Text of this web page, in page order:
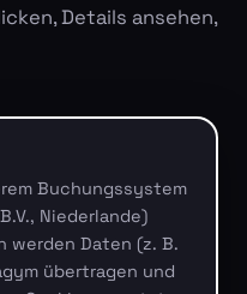
Details ansehen,
Buchungssystem
Niederlande)
werden Daten (z. B.
übertragen und